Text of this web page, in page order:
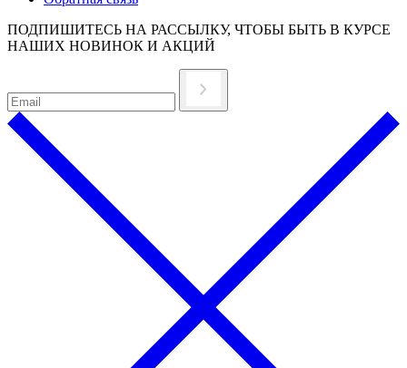
ПОДПИШИТЕСЬ НА РАССЫЛКУ, ЧТОБЫ БЫТЬ В КУРСЕ
НАШИХ НОВИНОК И АКЦИЙ